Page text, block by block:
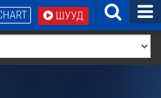
ШУУД